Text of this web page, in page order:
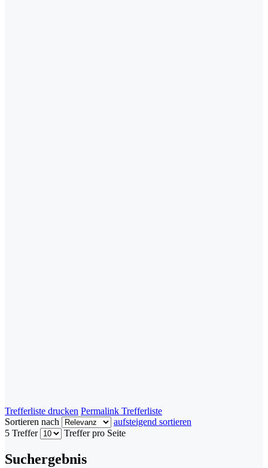
Trefferliste drucken Permalink Trefferliste
Sortieren nach
aufsteigend sortieren
5 Treffer
Treffer pro Seite
Suchergebnis